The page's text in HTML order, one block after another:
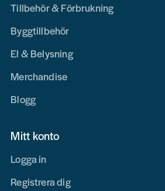
Tillbehör & Förbrukning
Byggtillbehör
El & Belysning
Merchandise
Blogg
Mitt konto
Logga in
Registrera dig